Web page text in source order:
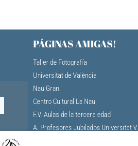
PÁGINAS AMIGAS!
Taller de Fotografía
Universitat de València
Nau Gran
Centro Cultural La Nau
F.V. Aulas de la tercera edad
A. Profesores Jubilados Universitat V.